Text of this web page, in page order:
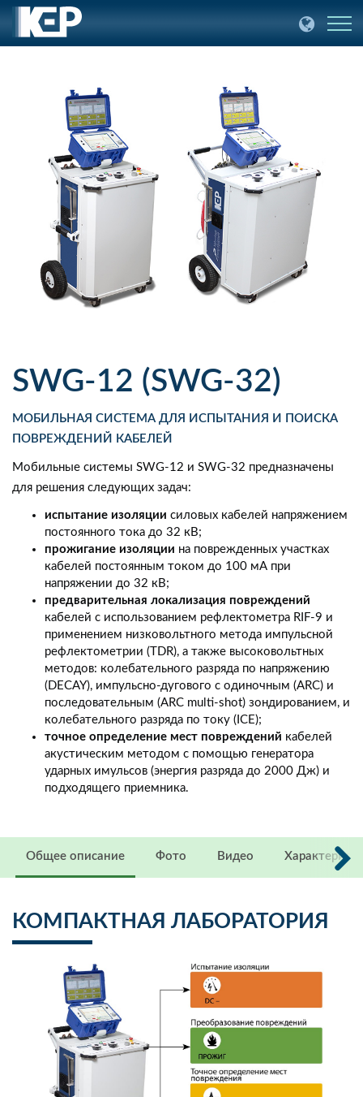
SWG-12 (SWG-32)
МОБИЛЬНАЯ СИСТЕМА ДЛЯ ИСПЫТАНИЯ И ПОИСКА
ПОВРЕЖДЕНИЙ КАБЕЛЕЙ
Мобильные системы SWG-12 и SWG-32 предназначены
для решения следующих задач:
испытание изоляции силовых кабелей напряжением
постоянного тока до 32 кВ;
прожигание изоляции на поврежденных участках
кабелей постоянным током до 100 мА при
напряжении до 32 кВ;
предварительная локализация повреждений
кабелей с использованием рефлектометра RIF-9 и
применением низковольтного метода импульсной
рефлектометрии (TDR), а также высоковольтных
методов: колебательного разряда по напряжению
(DECAY), импульсно-дугового с одиночным (ARC) и
последовательным (ARC multi-shot) зондированием, и
колебательного разряда по току (ICE);
точное определение мест повреждений кабелей
акустическим методом с помощью генератора
ударных имульсов (энергия разряда до 2000 Дж) и
подходящего приемника.
Общее описание Фото Видео
КОМПАКТНАЯ ЛАБОРАТОРИЯ